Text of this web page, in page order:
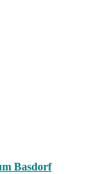
Basdorf